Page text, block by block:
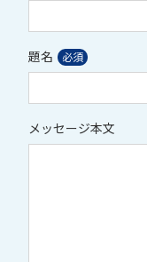
題名
メッセージ本文